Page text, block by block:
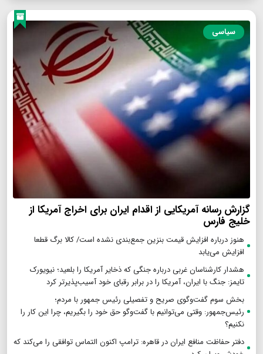
سیاسی
گزارش رسانه آمریکایی از اقدام ایران برای اخراج آمریکا از
خلیج فارس
هنوز درباره افزایش قیمت بنزین جمع‌بندی نشده است/ کالا برگ قطعا
افزایش می‌یابد
هشدار کارشناسان غربی درباره جنگی که ذخایر آمریکا را بلعید؛ نیویورک
تایمز: جنگ با ایران، آمریکا را در برابر رقبای خود آسیب‌پذیرتر کرد
بخش سوم گفت‌وگوی صریح و تفصیلی رئیس جمهور با مردم؛
رئیس‌جمهور: وقتی می‌توانیم با گفت‌وگو حق خود را بگیریم، چرا این کار را
نکنیم؟
دفتر حفاظت منافع ایران در قاهره: ترامپ اکنون التماس توافقی را می‌کند که